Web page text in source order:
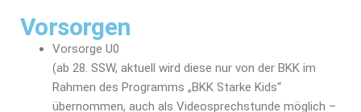
Vorsorgen
Vorsorge U0
(ab 28. SSW, aktuell wird diese nur von der BKK im
Rahmen des Programms „BKK Starke Kids“
übernommen, auch als Videosprechstunde möglich –